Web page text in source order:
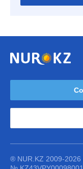
® NUR.KZ 2009-